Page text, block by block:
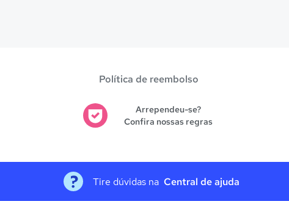
Política de reembolso
Arrependeu-se?
Confira nossas regras
Tire dúvidas na Central de ajuda